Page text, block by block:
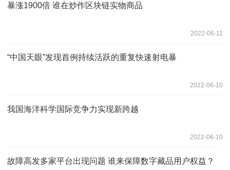
暴涨1900倍 谁在炒作区块链实物商品
2022-06-11
“中国天眼”发现首例持续活跃的重复快速射电暴
2022-06-10
我国海洋科学国际竞争力实现新跨越
2022-06-10
故障高发多家平台出现问题 谁来保障数字藏品用户权益？